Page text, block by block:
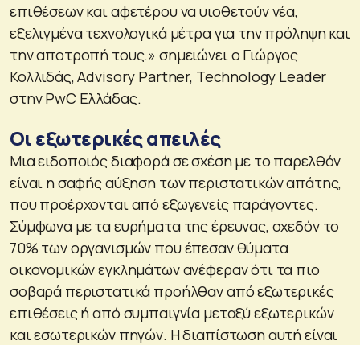
επιθέσεων και αφετέρου να υιοθετούν νέα,
εξελιγμένα τεχνολογικά μέτρα για την πρόληψη και
την αποτροπή τους.» σημειώνει o Γιώργος
Κολλιδάς, Advisory Partner, Technology Leader
στην PwC Ελλάδας.
Οι εξωτερικές απειλές
Μια ειδοποιός διαφορά σε σχέση με το παρελθόν
είναι η σαφής αύξηση των περιστατικών απάτης,
που προέρχονται από εξωγενείς παράγοντες.
Σύμφωνα με τα ευρήματα της έρευνας, σχεδόν το
70% των οργανισμών που έπεσαν θύματα
οικονομικών εγκλημάτων ανέφεραν ότι τα πιο
σοβαρά περιστατικά προήλθαν από εξωτερικές
επιθέσεις ή από συμπαιγνία μεταξύ εξωτερικών
και εσωτερικών πηγών. Η διαπίστωση αυτή είναι